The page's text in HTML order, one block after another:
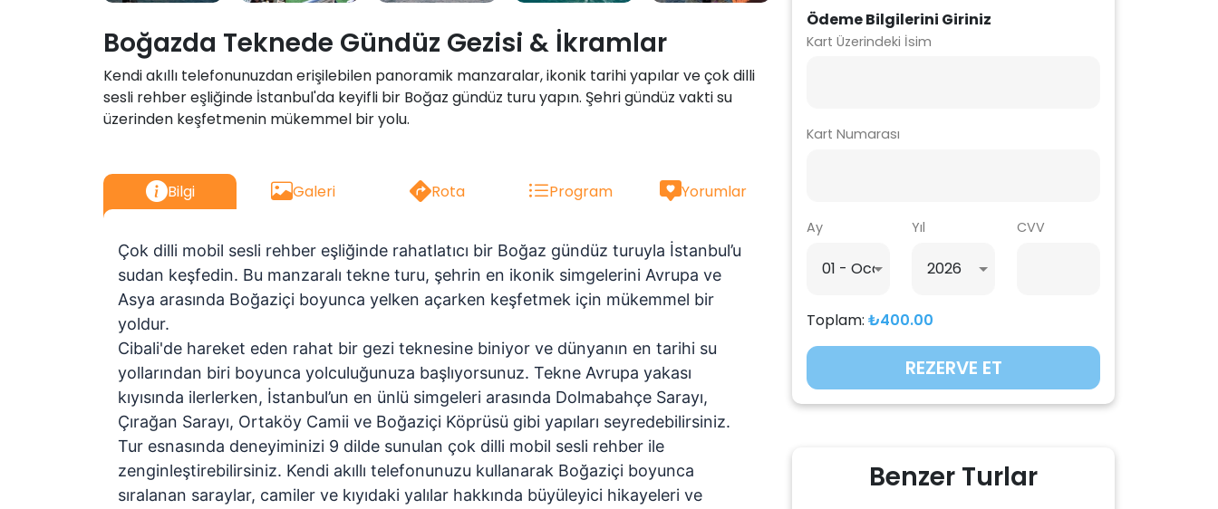
Boğazda Teknede Gündüz Gezisi & İkramlar
Kendi akıllı telefonunuzdan erişilebilen panoramik manzaralar, ikonik tarihi yapılar ve çok dilli
sesli rehber eşliğinde İstanbul'da keyifli bir Boğaz gündüz turu yapın. Şehri gündüz vakti su
üzerinden keşfetmenin mükemmel bir yolu.
Bilgi Galeri Rota Program Yorumlar
Çok dilli mobil sesli rehber eşliğinde rahatlatıcı bir Boğaz gündüz turuyla İstanbul’u
sudan keşfedin. Bu manzaralı tekne turu, şehrin en ikonik simgelerini Avrupa ve
Asya arasında Boğaziçi boyunca yelken açarken keşfetmek için mükemmel bir
yoldur.
Cibali'de hareket eden rahat bir gezi teknesine biniyor ve dünyanın en tarihi su
yollarından biri boyunca yolculuğunuza başlıyorsunuz. Tekne Avrupa yakası
kıyısında ilerlerken, İstanbul’un en ünlü simgeleri arasında Dolmabahçe Sarayı,
Çırağan Sarayı, Ortaköy Camii ve Boğaziçi Köprüsü gibi yapıları seyredebilirsiniz.
Tur esnasında deneyiminizi 9 dilde sunulan çok dilli mobil sesli rehber ile
zenginleştirebilirsiniz. Kendi akıllı telefonunuzu kullanarak Boğaziçi boyunca
sıralanan saraylar, camiler ve kıyıdaki yalılar hakkında büyüleyici hikayeleri ve
Ödeme Bilgilerini Giriniz
Kart Üzerindeki İsim
Kart Numarası
Ay Yıl CVV
Toplam: ₺400.00
REZERVE ET
Benzer Turlar